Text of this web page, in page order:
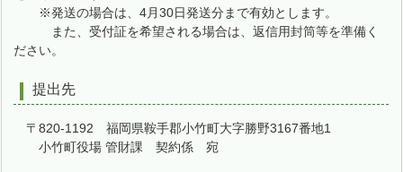
※発送の場合は、4月30日発送分まで有効とします。
また、受付証を希望される場合は、返信用封筒等を準備く
ださい。
提出先
〒820-1192 福岡県鞍手郡小竹町大字勝野3167番地1
小竹町役場 管財課 契約係 宛